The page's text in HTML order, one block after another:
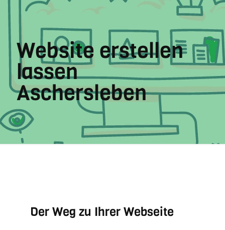
Website erstellen
lassen
Aschersleben
Der Weg zu Ihrer Webseite